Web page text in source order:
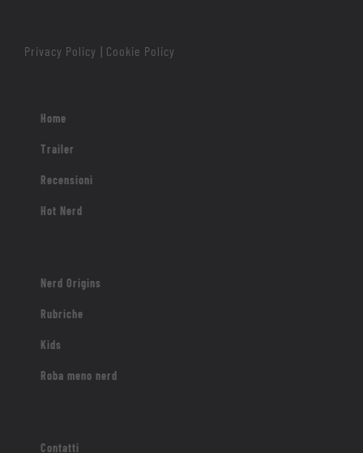
Privacy Policy | Cookie Policy
Home
Trailer
Recensioni
Hot Nerd
Nerd Origins
Rubriche
Kids
Roba meno nerd
Contatti